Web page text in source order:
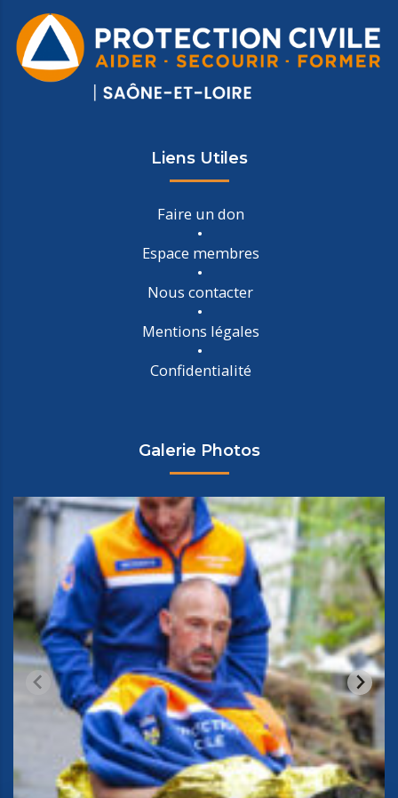
Liens Utiles
Faire un don
Espace membres
Nous contacter
Mentions légales
Confidentialité
Galerie Photos